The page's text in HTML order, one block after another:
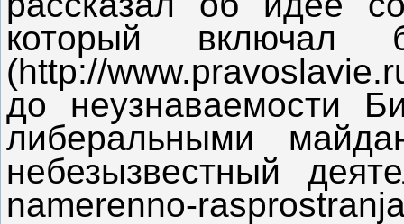
который
(http://
до неузнаваемости
либеральными
небезызвестный
namerenno-